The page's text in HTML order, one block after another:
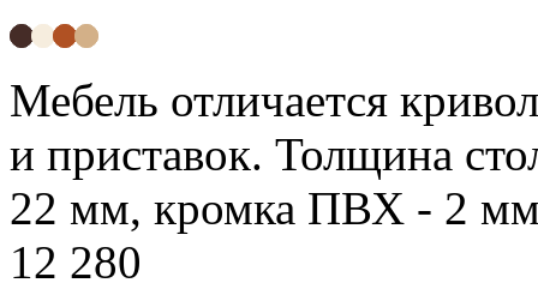
Мебель отличается
и приставок. Толщина
22 мм, кромка ПВХ - 2
12 280